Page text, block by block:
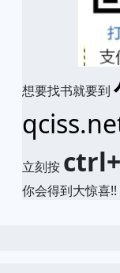
想要找书就要到
立刻按
你会得到大惊喜!!